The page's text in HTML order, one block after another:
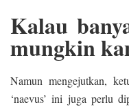
Kalau
mungkin
Namun mengejutkan,
‘naevus’ ini juga perlu